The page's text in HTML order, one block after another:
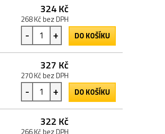
324 Kč
268 Kč bez DPH
- + DO KOŠÍKU
327 Kč
270 Kč bez DPH
- + DO KOŠÍKU
322 Kč
266 Kč bez DPH